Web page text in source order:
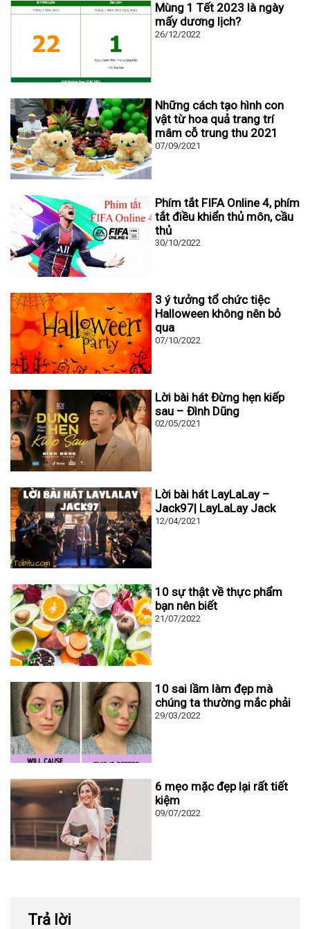
Mùng 1 Tết 2023 là ngày
mấy dương lịch?
26/12/2022
Những cách tạo hình con
vật từ hoa quả trang trí
mâm cỗ trung thu 2021
07/09/2021
Phím tắt FIFA Online 4, phím
tắt điều khiển thủ môn, cầu
thủ
30/10/2022
3 ý tưởng tổ chức tiệc
Halloween không nên bỏ
qua
07/10/2022
Lời bài hát Đừng hẹn kiếp
sau – Đình Dũng
02/05/2021
Lời bài hát LayLaLay –
Jack97| LayLaLay Jack
12/04/2021
10 sự thật về thực phẩm
bạn nên biết
21/07/2022
10 sai lầm làm đẹp mà
chúng ta thường mắc phải
29/03/2022
6 mẹo mặc đẹp lại rất tiết
kiệm
09/07/2022
Trả lời